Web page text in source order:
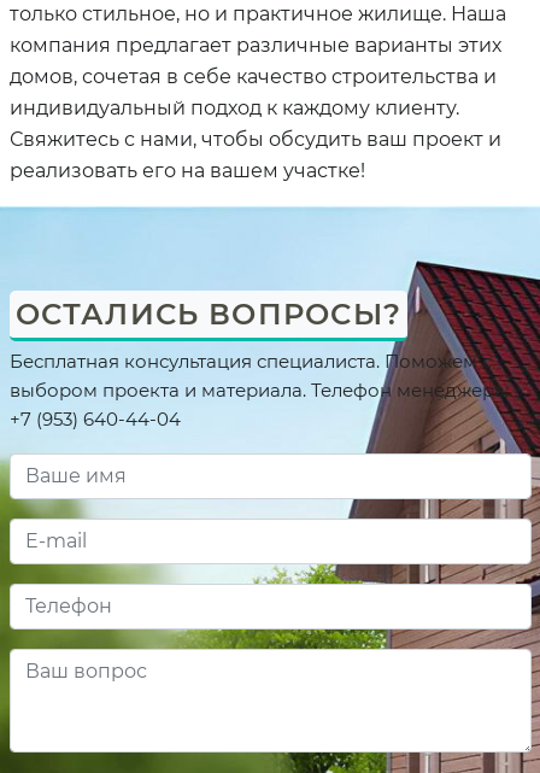
только стильное, но и практичное жилище. Наша
компания предлагает различные варианты этих
домов, сочетая в себе качество строительства и
индивидуальный подход к каждому клиенту.
Свяжитесь с нами, чтобы обсудить ваш проект и
реализовать его на вашем участке!
ОСТАЛИСЬ ВОПРОСЫ?
Бесплатная консультация специалиста. Поможем с
выбором проекта и материала. Телефон менеджера:
+7 (953) 640-44-04